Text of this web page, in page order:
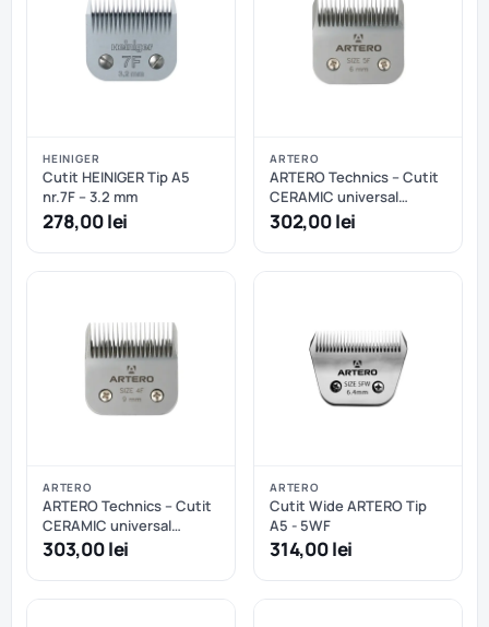
HEINIGER
Cutit HEINIGER Tip A5
nr.7F – 3.2 mm
278,00 lei
ARTERO
ARTERO Technics – Cutit
CERAMIC universal
masina tuns tip A5 nr.5F –
302,00 lei
ARTERO
ARTERO Technics – Cutit
CERAMIC universal
masina tuns tip A5 nr.4F –
303,00 lei
ARTERO
Cutit Wide ARTERO Tip
A5 - 5WF
314,00 lei